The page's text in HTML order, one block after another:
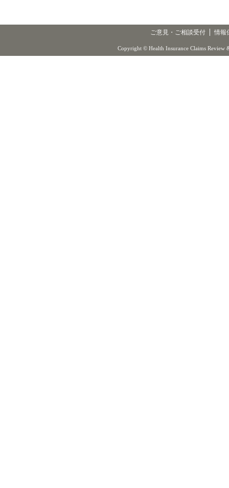
ご意見・ご相談受付 情報
Copyright © Health Insurance Claims Review